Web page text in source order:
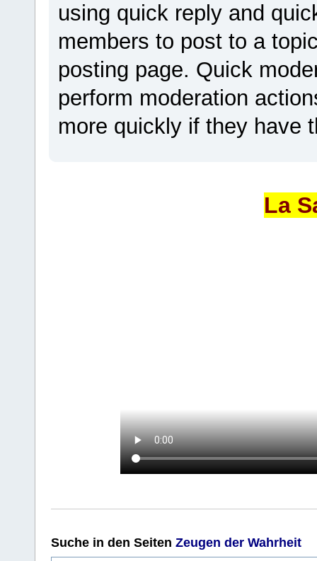
using quick reply and
members to post to a
posting page. Quick
perform moderation
more quickly if they have
La
Suche in den Seiten Zeugen der Wahrheit